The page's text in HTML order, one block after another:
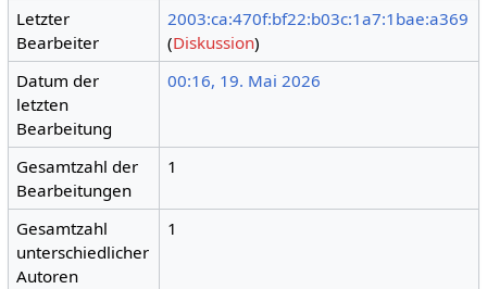
Letzter
Bearbeiter
2003:ca:470f:bf22:b03c:1a7:1bae:a369
(Diskussion)
Datum der
letzten
Bearbeitung
00:16, 19. Mai 2026
Gesamtzahl der
Bearbeitungen
1
Gesamtzahl
unterschiedlicher
Autoren
1